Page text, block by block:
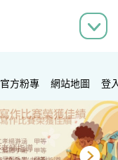
官方粉專 網站地圖 登